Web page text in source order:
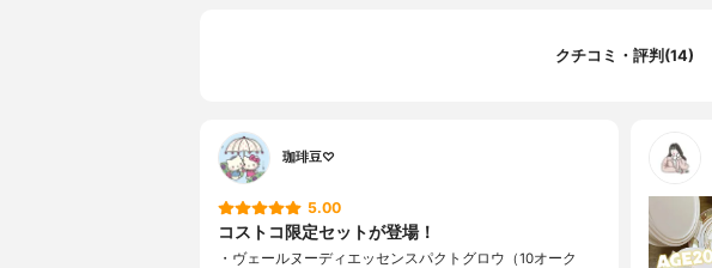
クチコミ・評判(14)
珈琲豆♡
5.00
コストコ限定セットが登場！
・ヴェールヌーディエッセンスパクトグロウ（10オーク